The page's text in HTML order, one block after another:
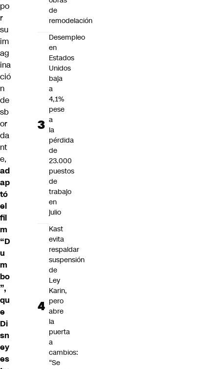
po
r
su
im
ag
ina
ció
n
de
sb
or
da
nt
e,
ad
ap
tó
el
fil
m
“D
u
m
bo
”,
qu
e
Di
sn
ey
es
de
remodelación
Desempleo
en
Estados
Unidos
baja
a
4,1%
pese
a
la
pérdida
de
23.000
puestos
de
trabajo
en
julio
Kast
evita
respaldar
suspensión
de
Ley
Karin,
pero
abre
la
puerta
a
cambios:
“Se